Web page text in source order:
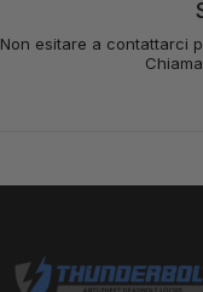
Non esitare a contattarci
Serrature Thunderbolt